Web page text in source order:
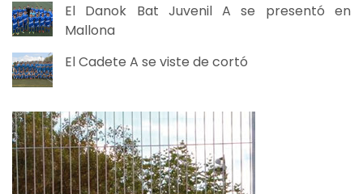
El Danok Bat Juvenil A se presentó en
Mallona
El Cadete A se viste de cortó